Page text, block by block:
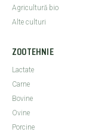
Agricultură bio
Alte culturi
ZOOTEHNIE
Lactate
Carne
Bovine
Ovine
Porcine